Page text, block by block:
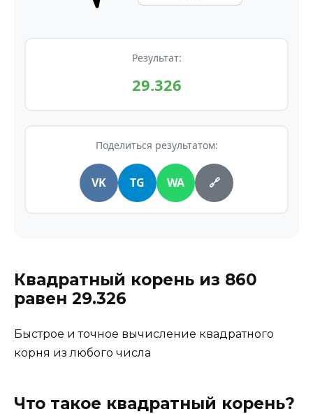
Результат:
29.326
Поделиться результатом:
VK TG WA 🔗
Квадратный корень из 860
равен 29.326
Быстрое и точное вычисление квадратного
корня из любого числа
Что такое квадратный корень?